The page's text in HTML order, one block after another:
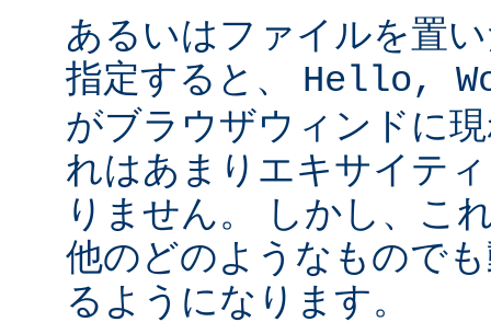
あるいはファイルを置
指定すると、 Hello,
がブラウザウィンドに
れはあまりエキサイテ
りません。 しかし、こ
他のどのようなもので
るようになります。